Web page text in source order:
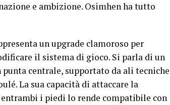
e ambizione. Osimhen ha tutto
un upgrade clamoroso per
il sistema di gioco. Si parla di un
centrale, supportato da ali tecniche
La sua capacità di attaccare la
i piedi lo rende compatibile con